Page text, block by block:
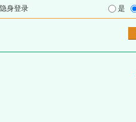
隐身登录 是